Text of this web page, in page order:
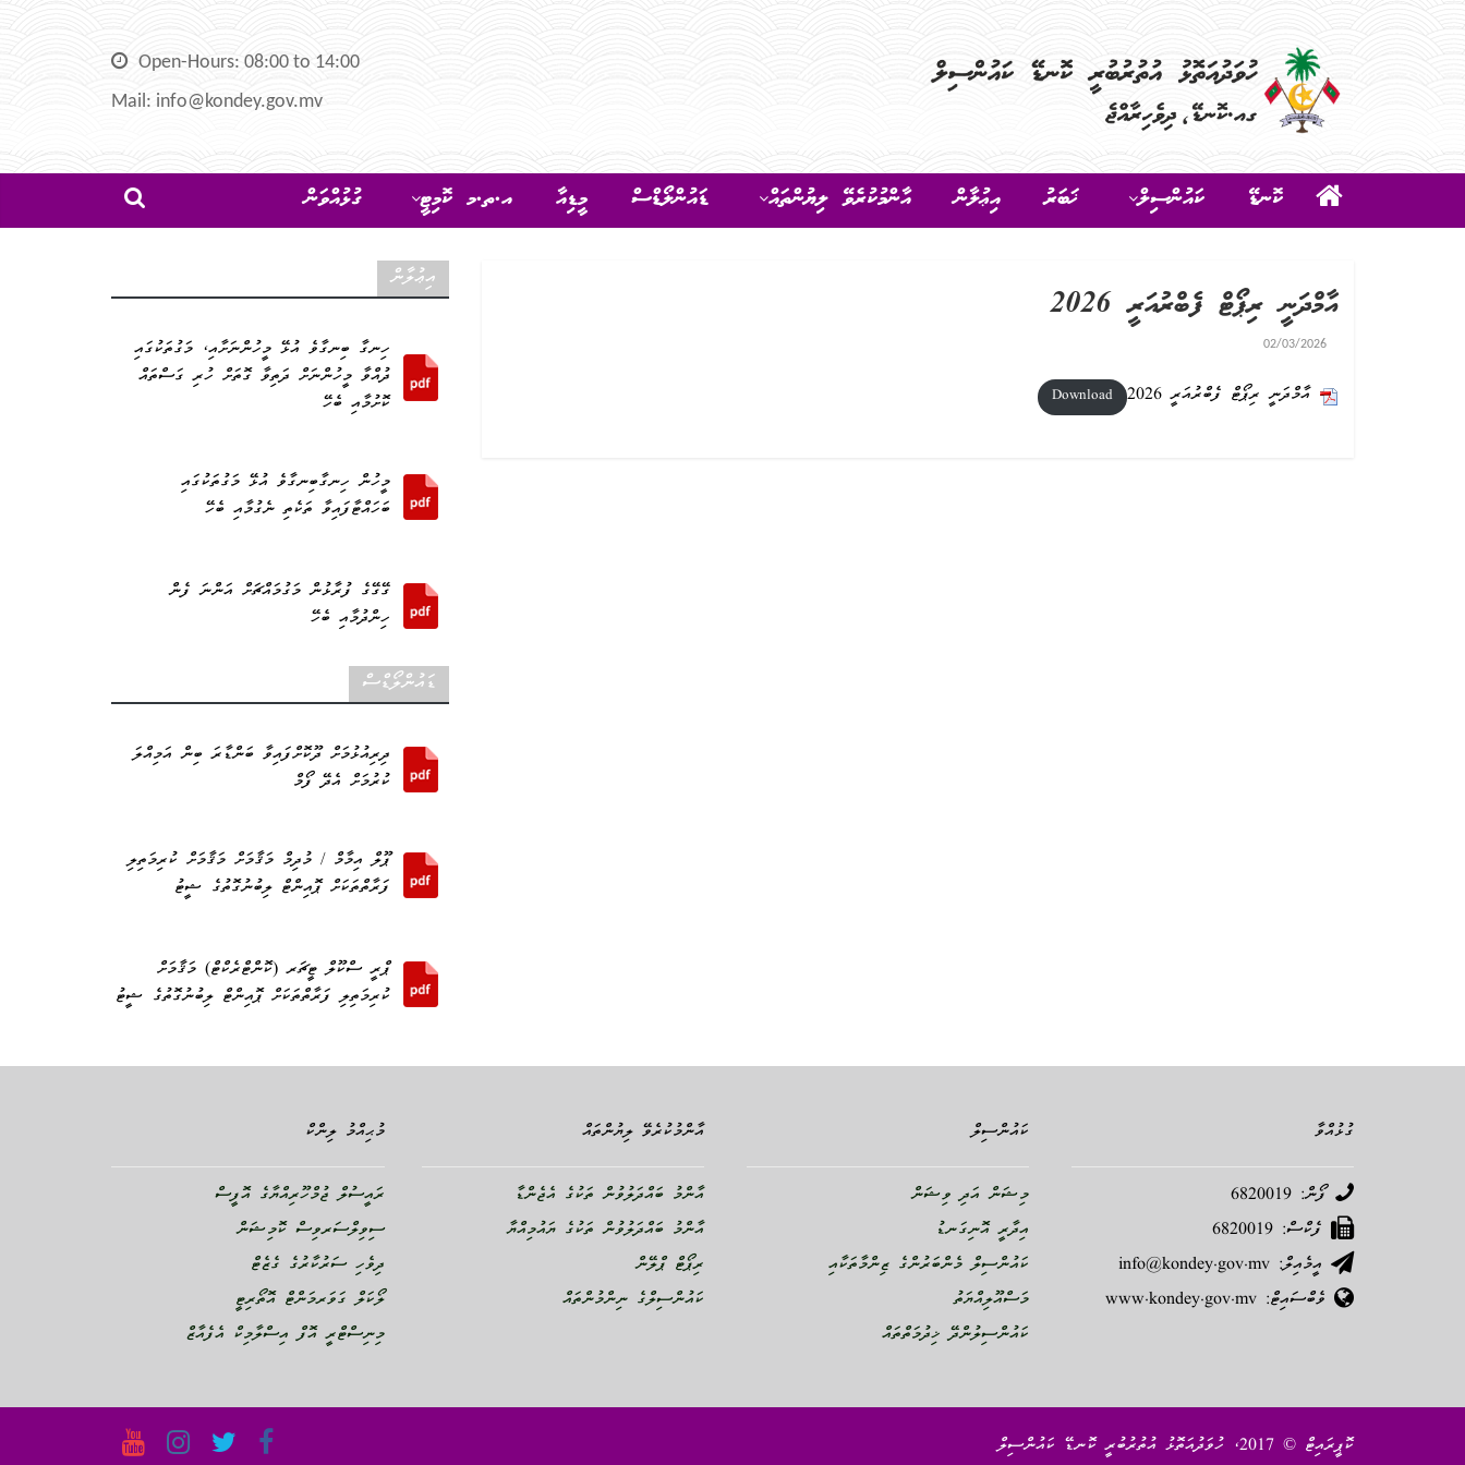
Open-Hours: 08:00 to 14:00
Mail: info@kondey.gov.mv
ކޮނޑޭ ކައުންސިލް ޚަބަރު އިޢުލާން އާންމުކުރެވޭ ލިޔުންތައް ޑައުންލޯޑްސް މީޑިއާ އ.ތ.މ ކޮމިޓީ ގުޅުއްވަން
އާމްދަނީ ރިޕޯޓް ފެބްރުއަރީ 2026
02/03/2026
އާމްދަނީ ރިޕޯޓް ފެބްރުއަރީ 2026 Download
އިޢުލާން
ހިނގާ ބިނގާވެ އުޅޭ މީހުންނަށާއި، މަގުތަކުގައި
ދުއްވާ މީހުންނަށް ދަތިވާ ގޮތަށް ހުރި ގަސްތައް
ކޮށުމާއި ބެހޭ
މީހުން ހިނގާބިނގާވެ އުޅޭ މަގުތަކުގައި
ބަހައްޓާފައިވާ ތަކެތި ނެގުމާއި ބެހޭ
ގޭގޭގެ ފުރާޅުން މަގުމައްޗަށް އަންނަ ފެން
ހިންދުމާއި ބެހޭ
ޑައުންލޯޑްސް
ދިރިއުޅުމަށް ދޫކޮށްފައިވާ ބަންޑާރަ ބިން އަމިއްލަ
ކުރުމަށް އެދޭ ފޯމް
ޕޫލް އިމާމް / މުދިމް މަޤާމަށް މަޤާމަށް ކުރިމަތިލި
ފަރާތްތަކަށް ޕޮއިންޓް ލިބުނުގޮތުގެ ޝީޓު
ޕްރީ ސްކޫލް ޓީޗަރ (ކޮންޓްރެކްޓް) މަޤާމަށް
ކުރިމަތިލި ފަރާތްތަކަށް ޕޮއިންޓް ލިބުނުގޮތުގެ ޝީޓު
މުޙިއްމު ލިންކް
ރައީސުލް ޖުމްހޫރިއްޔާގެ އޮފީސް
ސިވިލްސަރވިސް ކޮމިޝަން
ދިވެހި ސަރުކާރުގެ ގެޒެޓް
ލޯކަލް ގަވަރމަންޓް އޮތޯރިޓީ
މިނިސްޓްރީ އޮފް އިސްލާމިކް އެފެއާޒް
އާންމުކުރެވޭ ލިޔުންތައް
އާންމު ބައްދަލުވުން ތަކުގެ އެޖެންޑާ
އާންމު ބައްދަލުވުން ތަކުގެ ޔައުމިއްޔާ
ރިޕޯޓް ޕްލޭން
ކައުންސިލްގެ ނިންމުންތައް
ކައުންސިލް
މިޝަން އަދި ވިޝަން
އިދާރީ އޮނިގަނޑު
ކައުންސިލް މެންބަރުންގެ ޒިންމާތަކާއި
މަސްއޫލިއްޔަތު
ކައުންސިލުންދޭ ޚިދުމަތްތައް
ގުޅުއްވާ
ފޯން: 6820019
ފެކްސް: 6820019
އީމެއިލް: info@kondey.gov.mv
ވެބްސައިޓް: www.kondey.gov.mv
ކޮޕީރައިޓް © 2017، ހުވަދުއަތޮޅު އުތުރުބުރީ ކޮނޑޭ ކައުންސިލް